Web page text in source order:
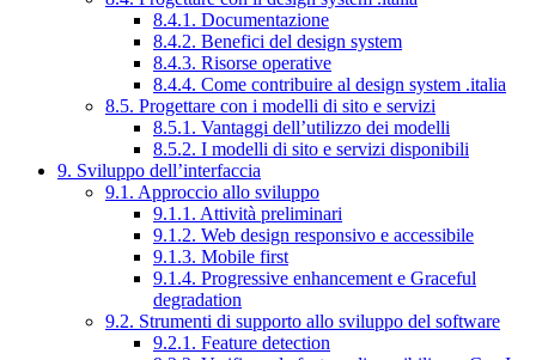
8.4.1. Documentazione
8.4.2. Benefici del design system
8.4.3. Risorse operative
8.4.4. Come contribuire al design system .italia
8.5. Progettare con i modelli di sito e servizi
8.5.1. Vantaggi dell’utilizzo dei modelli
8.5.2. I modelli di sito e servizi disponibili
9. Sviluppo dell’interfaccia
9.1. Approccio allo sviluppo
9.1.1. Attività preliminari
9.1.2. Web design responsivo e accessibile
9.1.3. Mobile first
9.1.4. Progressive enhancement e Graceful
degradation
9.2. Strumenti di supporto allo sviluppo del software
9.2.1. Feature detection